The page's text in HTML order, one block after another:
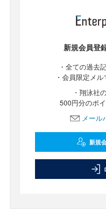
新規会員登
・全ての過去
・会員限定メ
・翔泳社
500円分のポ
メール
新規